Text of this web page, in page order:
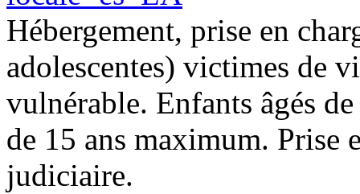
Hébergement, prise en
adolescentes) victimes de
vulnérable. Enfants âgés
de 15 ans maximum. Prise
judiciaire.